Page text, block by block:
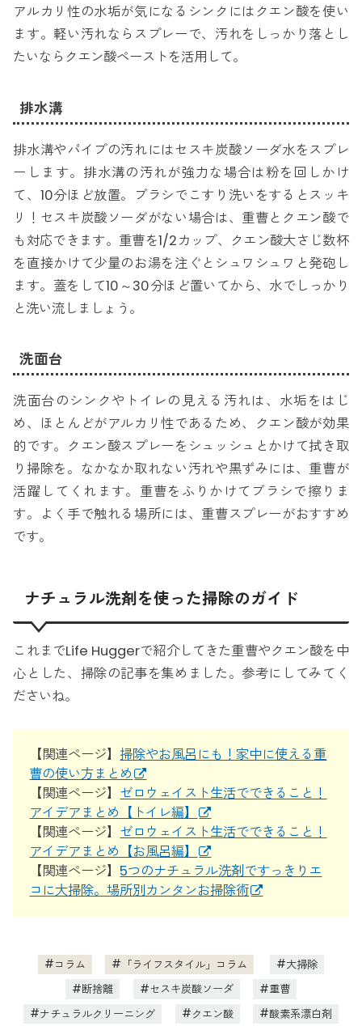
アルカリ性の水垢が気になるシンクにはクエン酸を使い
ます。軽い汚れならスプレーで、汚れをしっかり落とし
たいならクエン酸ペーストを活用して。
排水溝
排水溝やパイプの汚れにはセスキ炭酸ソーダ水をスプレ
ーします。排水溝の汚れが強力な場合は粉を回しかけ
て、10分ほど放置。ブラシでこすり洗いをするとスッキ
リ！セスキ炭酸ソーダがない場合は、重曹とクエン酸で
も対応できます。重曹を1/2カップ、クエン酸大さじ数杯
を直接かけて少量のお湯を注ぐとシュワシュワと発砲し
ます。蓋をして10～30分ほど置いてから、水でしっかり
と洗い流しましょう。
洗面台
洗面台のシンクやトイレの見える汚れは、水垢をはじ
め、ほとんどがアルカリ性であるため、クエン酸が効果
的です。クエン酸スプレーをシュッシュとかけて拭き取
り掃除を。なかなか取れない汚れや黒ずみには、重曹が
活躍してくれます。重曹をふりかけてブラシで擦りま
す。よく手で触れる場所には、重曹スプレーがおすすめ
です。
ナチュラル洗剤を使った掃除のガイド
これまでLife Huggerで紹介してきた重曹やクエン酸を中
心とした、掃除の記事を集めました。参考にしてみてく
ださいね。
【関連ページ】 掃除やお風呂にも！家中に使える重
曹の使い方まとめ
【関連ページ】 ゼロウェイスト生活でできること！
アイデアまとめ【トイレ編】
【関連ページ】 ゼロウェイスト生活でできること！
アイデアまとめ【お風呂編】
【関連ページ】 5つのナチュラル洗剤ですっきりエ
コに大掃除。場所別カンタンお掃除術
コラム 「ライフスタイル」コラム
大掃除
断捨離
セスキ炭酸ソーダ
重曹
ナチュラルクリーニング
クエン酸 酸素系漂白剤